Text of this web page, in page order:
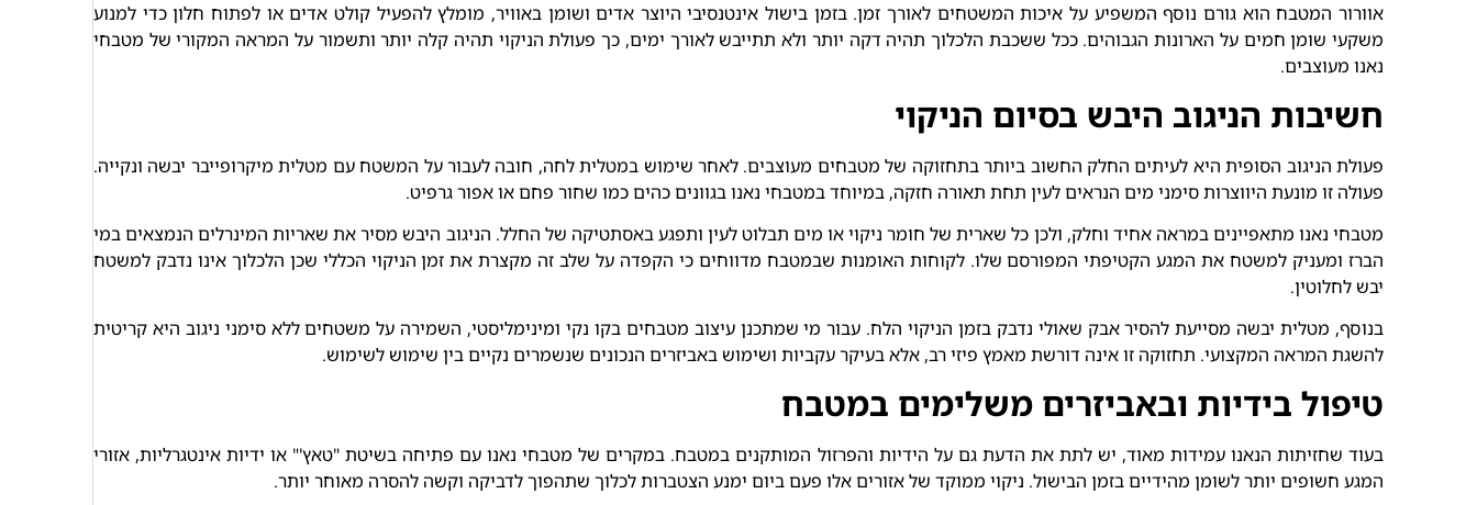
אוורור המטבח הוא גורם נוסף המשפיע על איכות המשטחים לאורך זמן. בזמן בישול אינטנסיבי היוצר אדים ושומן באוויר, מומלץ להפעיל קולט אדים או לפתוח חלון כדי למנוע
משקעי שומן חמים על הארונות הגבוהים. ככל ששכבת הלכלוך תהיה דקה יותר ולא תתייבש לאורך ימים, כך פעולת הניקוי תהיה קלה יותר ותשמור על המראה המקורי של מטבחי
נאנו מעוצבים.
חשיבות הניגוב היבש בסיום הניקוי
פעולת הניגוב הסופית היא לעיתים החלק החשוב ביותר בתחזוקה של מטבחים מעוצבים. לאחר שימוש במטלית לחה, חובה לעבור על המשטח עם מטלית מיקרופייבר יבשה ונקייה.
פעולה זו מונעת היווצרות סימני מים הנראים לעין תחת תאורה חזקה, במיוחד במטבחי נאנו בגוונים כהים כמו שחור פחם או אפור גרפיט.
מטבחי נאנו מתאפיינים במראה אחיד וחלק, ולכן כל שארית של חומר ניקוי או מים תבלוט לעין ותפגע באסתטיקה של החלל. הניגוב היבש מסיר את שאריות המינרלים הנמצאים במי
הברז ומעניק למשטח את המגע הקטיפתי המפורסם שלו. לקוחות האומנות שבמטבח מדווחים כי הקפדה על שלב זה מקצרת את זמן הניקוי הכללי שכן הלכלוך אינו נדבק למשטח
יבש לחלוטין.
בנוסף, מטלית יבשה מסייעת להסיר אבק שאולי נדבק בזמן הניקוי הלח. עבור מי שמתכנן עיצוב מטבחים בקו נקי ומינימליסטי, השמירה על משטחים ללא סימני ניגוב היא קריטית
להשגת המראה המקצועי. תחזוקה זו אינה דורשת מאמץ פיזי רב, אלא בעיקר עקביות ושימוש באביזרים הנכונים שנשמרים נקיים בין שימוש לשימוש.
טיפול בידיות ובאביזרים משלימים במטבח
בעוד שחזיתות הנאנו עמידות מאוד, יש לתת את הדעת גם על הידיות והפרזול המותקנים במטבח. במקרים של מטבחי נאנו עם פתיחה בשיטת "טאץ'" או ידיות אינטגרליות, אזורי
המגע חשופים יותר לשומן מהידיים בזמן הבישול. ניקוי ממוקד של אזורים אלו פעם ביום ימנע הצטברות לכלוך שתהפוך לדביקה וקשה להסרה מאוחר יותר.